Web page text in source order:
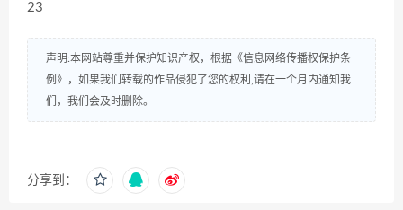
23
声明:本网站尊重并保护知识产权，根据《信息网络传播权保护条
例》，如果我们转载的作品侵犯了您的权利,请在一个月内通知我
们，我们会及时删除。
分享到：